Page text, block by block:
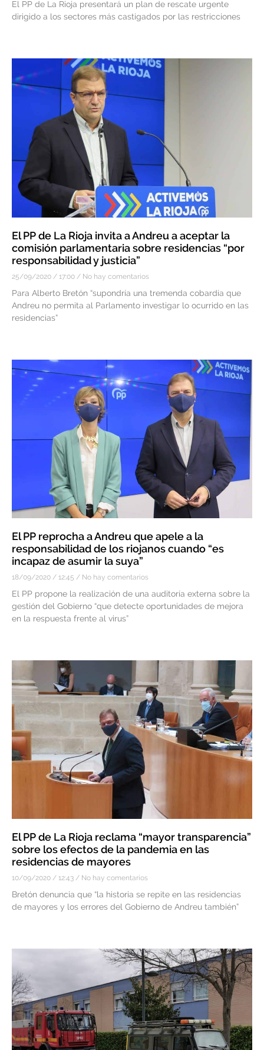
El PP de La Rioja presentará un plan de rescate urgente
dirigido a los sectores más castigados por las restricciones
El PP de La Rioja invita a Andreu a aceptar la
comisión parlamentaria sobre residencias “por
responsabilidad y justicia”
25/09/2020 17:00 No hay comentarios
Para Alberto Bretón “supondría una tremenda cobardía que
Andreu no permita al Parlamento investigar lo ocurrido en las
residencias”
El PP reprocha a Andreu que apele a la
responsabilidad de los riojanos cuando “es
incapaz de asumir la suya”
18/09/2020 12:45 No hay comentarios
El PP propone la realización de una auditoría externa sobre la
gestión del Gobierno “que detecte oportunidades de mejora
en la respuesta frente al virus”
El PP de La Rioja reclama “mayor transparencia”
sobre los efectos de la pandemia en las
residencias de mayores
10/09/2020 12:43 No hay comentarios
Bretón denuncia que “la historia se repite en las residencias
de mayores y los errores del Gobierno de Andreu también”